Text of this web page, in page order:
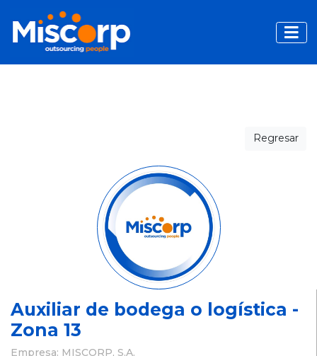
Regresar
Auxiliar de bodega o logística -
Zona 13
Empresa: MISCORP, S.A.